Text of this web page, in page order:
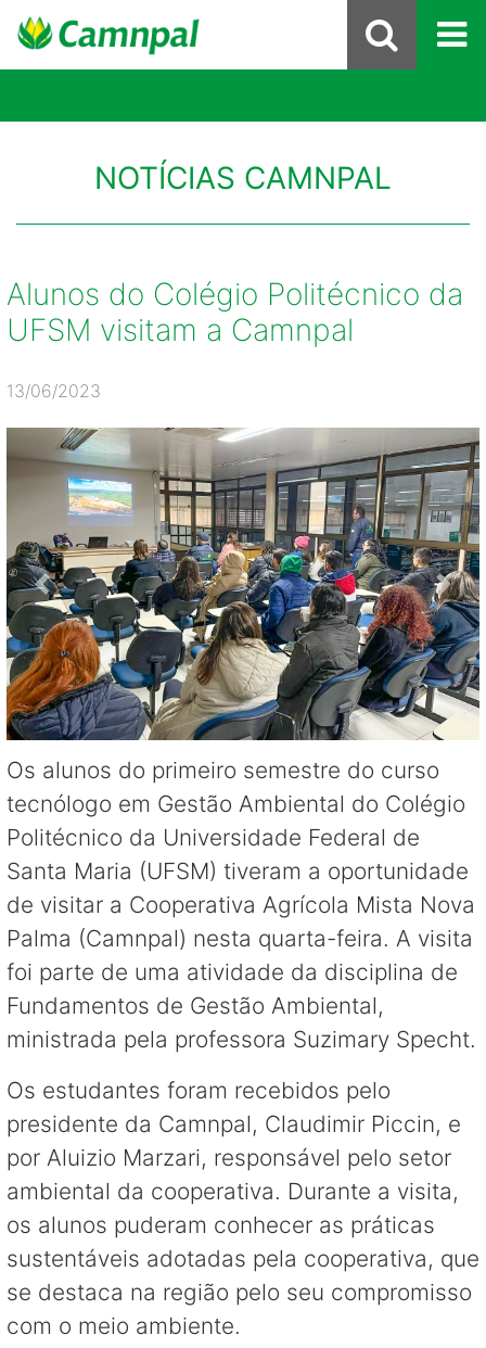
NOTÍCIAS CAMNPAL
Alunos do Colégio Politécnico da
UFSM visitam a Camnpal
13/06/2023
Os alunos do primeiro semestre do curso
tecnólogo em Gestão Ambiental do Colégio
Politécnico da Universidade Federal de
Santa Maria (UFSM) tiveram a oportunidade
de visitar a Cooperativa Agrícola Mista Nova
Palma (Camnpal) nesta quarta-feira. A visita
foi parte de uma atividade da disciplina de
Fundamentos de Gestão Ambiental,
ministrada pela professora Suzimary Specht.
Os estudantes foram recebidos pelo
presidente da Camnpal, Claudimir Piccin, e
por Aluizio Marzari, responsável pelo setor
ambiental da cooperativa. Durante a visita,
os alunos puderam conhecer as práticas
sustentáveis adotadas pela cooperativa, que
se destaca na região pelo seu compromisso
com o meio ambiente.